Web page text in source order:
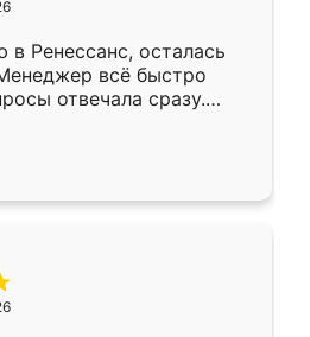
только здесь.
в Ренессанс, осталась
всё быстро
отвечала сразу.
в субботу, подошёл к
Собрали
аккуратно, даже